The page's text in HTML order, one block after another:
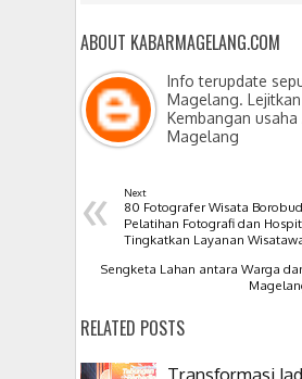
ABOUT KABARMAGELANG.COM
Info terupdate
Magelang.
Kembangan usaha
Magelang
« Next
80 Fotografer Wisata
Pelatihan Fotografi dan
Tingkatkan Layanan
Sengketa Lahan antara Warga
RELATED POSTS
Transformasi